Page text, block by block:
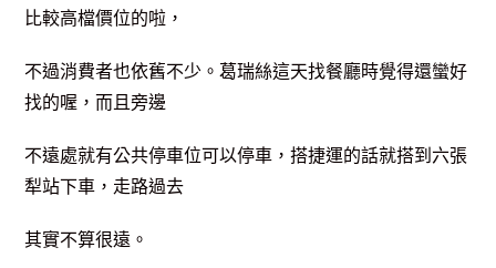
比較高檔價位的啦，
不過消費者也依舊不少。葛瑞絲這天找餐廳時覺得還蠻好
找的喔，而且旁邊
不遠處就有公共停車位可以停車，搭捷運的話就搭到六張
犁站下車，走路過去
其實不算很遠。